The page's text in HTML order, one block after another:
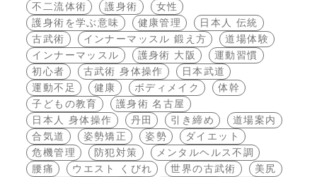
不二流体術 護身術
女性
護身術を学ぶ意味
健康管理
日本人 伝統
古武術
インナーマッスル 鍛え方
道場体験
インナーマッスル
護身術 大阪
運動習慣
初心者
古武術 身体操作
日本武道
運動不足
健康 ボディメイク
体幹
子どもの教育
護身術 名古屋
日本人 身体操作
丹田 引き締め
道場案内
合気道
姿勢矯正 姿勢
ダイエット
危機管理
防犯対策
メンタルヘルス不調
腰痛
ウエスト くびれ 世界の古武術
美尻